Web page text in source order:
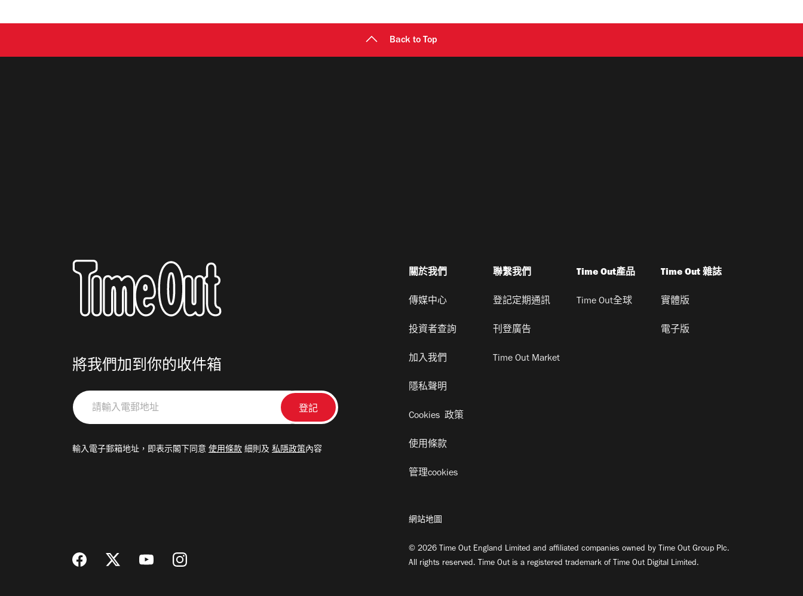
Back to Top
將我們加到你的收件箱
請
輸
郵
輸入電子郵箱地址，即表示閣下同意 使用條款 細則及 私隱政策內容
關於我們
傳媒中心
投資者查詢
加入我們
隱私聲明
Cookies 政策
使用條款
管理cookies
聯繫我們
登記定期通訊
刊登廣告
Time Out Market
Time Out產品
Time Out全球
Time Out 雜誌
實體版
電子版
網站地圖
© 2026 Time Out England Limited and affiliated companies owned by Time Out Group Plc.
All rights reserved. Time Out is a registered trademark of Time Out Digital Limited.